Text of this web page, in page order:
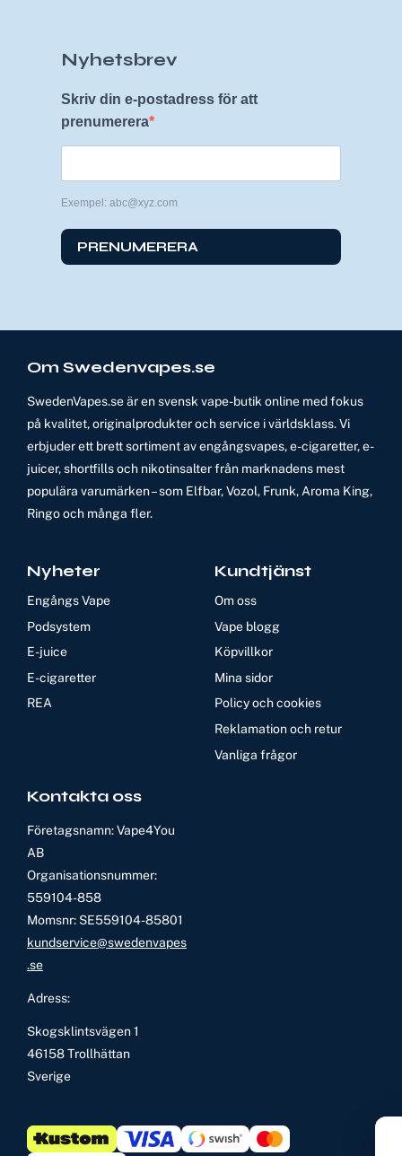
Nyhetsbrev
Skriv din e-postadress för att
prenumerera
Exempel: abc@xyz.com
PRENUMERERA
Om Swedenvapes.se
SwedenVapes.se är en svensk vape-butik online med fokus
på kvalitet, originalprodukter och service i världsklass. Vi
erbjuder ett brett sortiment av engångsvapes, e-cigaretter, e-
juicer, shortfills och nikotinsalter från marknadens mest
populära varumärken – som Elfbar, Vozol, Frunk, Aroma King,
Ringo och många fler.
Nyheter
Engångs Vape
Podsystem
E-juice
E-cigaretter
REA
Kundtjänst
Om oss
Vape blogg
Köpvillkor
Mina sidor
Policy och cookies
Reklamation och retur
Vanliga frågor
Kontakta oss
Företagsnamn: Vape4You
AB
Organisationsnummer:
559104-858
Momsnr: SE559104-85801
kundservice@swedenvapes
.se
Adress:
Skogsklintsvägen 1
46158 Trollhättan
Sverige